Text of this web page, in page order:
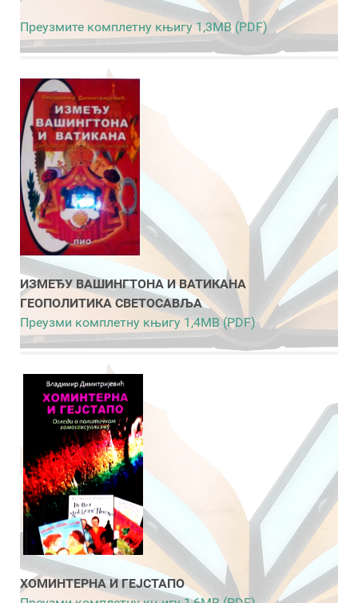
Преузмите комплетну књигу 1,3MB (PDF)
ИЗМЕЂУ ВАШИНГТОНА И ВАТИКАНА
ГЕОПОЛИТИКА СВЕТОСАВЉА
Преузми комплетну књигу 1,4MB (PDF)
ХОМИНТЕРНА И ГЕЈСТАПО